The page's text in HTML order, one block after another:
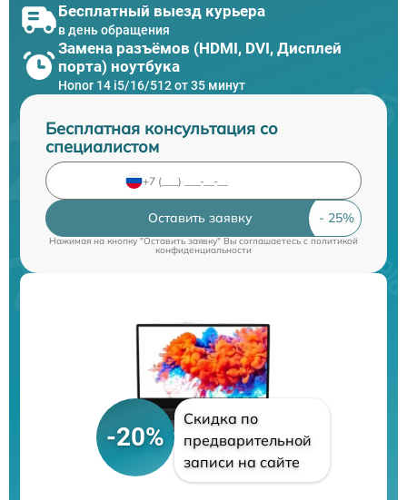
Бесплатный выезд курьера
в день обращения
Замена разъёмов (HDMI, DVI, Дисплей
порта) ноутбука
Honor 14 i5/16/512 от 35 минут
Бесплатная консультация со
специалистом
Оставить заявку
Нажимая на кнопку "Оставить заявку" Вы соглашаетесь cполитикой
конфиденциальности
-20%
Скидка по
предварительной
записи на сайте